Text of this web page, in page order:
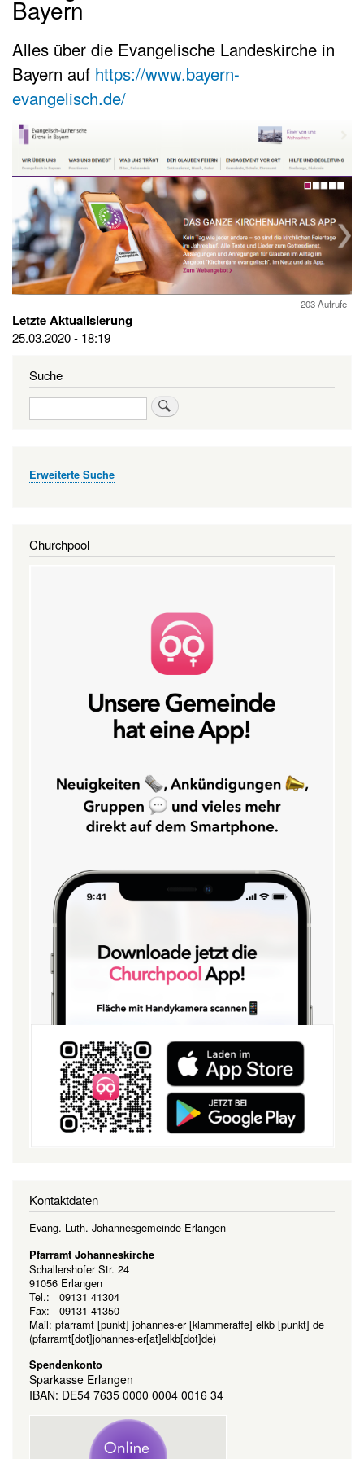
Bayern
Alles über die Evangelische Landeskirche in
Bayern auf https://www.bayern-
evangelisch.de/
203 Aufrufe
Letzte Aktualisierung
25.03.2020 - 18:19
Suche
Suche
Erweiterte Suche
Churchpool
Kontaktdaten
Evang.-Luth. Johannesgemeinde Erlangen
Pfarramt Johanneskirche
Schallershofer Str. 24
91056 Erlangen
Tel.: 09131 41304
Fax: 09131 41350
Mail: pfarramt [punkt] johannes-er [klammeraffe] elkb [punkt] de
(pfarramt[dot]johannes-er[at]elkb[dot]de)
Spendenkonto
Sparkasse Erlangen
IBAN: DE54 7635 0000 0004 0016 34